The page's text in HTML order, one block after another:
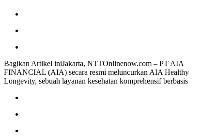
Bagikan Artikel iniJakarta, NTTOnlinenow.com – PT AIA
FINANCIAL (AIA) secara resmi meluncurkan AIA Healthy
Longevity, sebuah layanan kesehatan komprehensif berbasis